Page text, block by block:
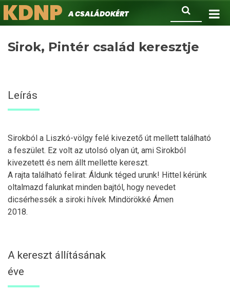
Ugrás
a
Keresés
KDNPA családokért.
Sirok, Pintér család keresztje
Leírás
Sirokból a Liszkó-völgy felé kivezető út mellett található
a feszület. Ez volt az utolsó olyan út, ami Sirokból
kivezetett és nem állt mellette kereszt.
A rajta található felirat: Áldunk téged urunk! Hittel kérünk
oltalmazd falunkat minden bajtól, hogy nevedet
dicsérhessék a siroki hívek Mindörökké Ámen
2018.
A kereszt állításának
éve